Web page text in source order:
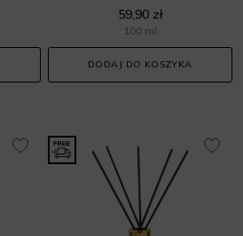
59,90 zł
100 ml
DODAJ DO KOSZYKA